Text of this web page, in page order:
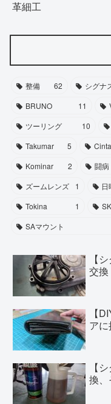
革細工
整備 62 シグナ
BRUNO
11
ツーリング
10
Takumar
5
Kominar
2 闘病
ズームレンズ
1 日
Tokina
1
SAマウント
【
交換
【
ア
【
換、